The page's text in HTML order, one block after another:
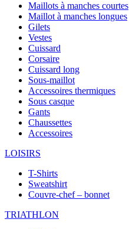
Maillots à manches courtes
Maillot à manches longues
Gilets
Vestes
Cuissard
Corsaire
Cuissard long
Sous-maillot
Accessoires thermiques
Sous casque
Gants
Chaussettes
Accessoires
LOISIRS
T-Shirts
Sweatshirt
Couvre-chef – bonnet
TRIATHLON